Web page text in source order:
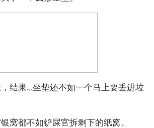
结果...坐垫还不如一个马上要丢进垃
窝都不如铲屎官拆剩下的纸窝。